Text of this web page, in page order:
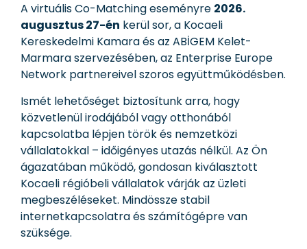
A virtuális Co-Matching eseményre 2026.
augusztus 27-én kerül sor, a Kocaeli
Kereskedelmi Kamara és az ABİGEM Kelet-
Marmara szervezésében, az Enterprise Europe
Network partnereivel szoros együttműködésben.
Ismét lehetőséget biztosítunk arra, hogy
közvetlenül irodájából vagy otthonából
kapcsolatba lépjen török és nemzetközi
vállalatokkal – időigényes utazás nélkül. Az Ön
ágazatában működő, gondosan kiválasztott
Kocaeli régióbeli vállalatok várják az üzleti
megbeszéléseket. Mindössze stabil
internetkapcsolatra és számítógépre van
szüksége.